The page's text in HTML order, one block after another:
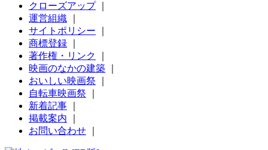
クローズアップ｜
運営組織
サイトポリシー
商標登録
著作権・リンク
映画のなかの建築
おいしい映画祭
自転車映画祭
新着記事
掲載案内
お問い合わせ